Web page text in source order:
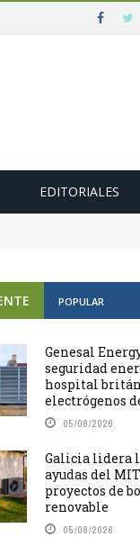
EDITORIALES
POPULAR
Genesal
seguridad
hospital
electrógenos
05/08/2026
Galicia lidera
ayudas del
proyectos de
renovable
05/08/2026